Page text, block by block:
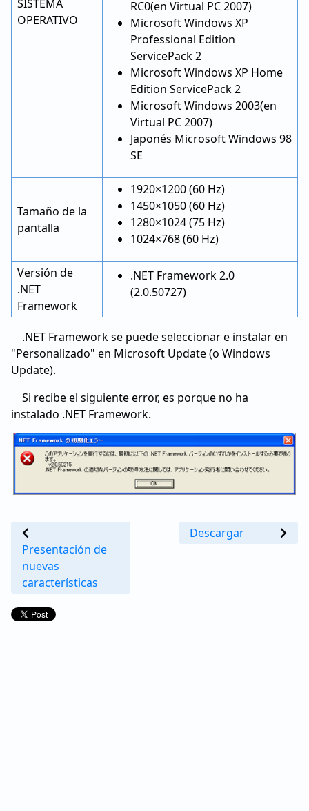
SISTEMA
OPERATIVO
RC0(en Virtual PC 2007)
Microsoft Windows XP
Professional Edition
ServicePack 2
Microsoft Windows XP Home
Edition ServicePack 2
Microsoft Windows 2003(en
Virtual PC 2007)
Japonés Microsoft Windows 98
SE
Tamaño de la
pantalla
1920×1200 (60 Hz)
1450×1050 (60 Hz)
1280×1024 (75 Hz)
1024×768 (60 Hz)
Versión de
.NET
Framework
.NET Framework 2.0
(2.0.50727)
.NET Framework se puede seleccionar e instalar en
"Personalizado" en Microsoft Update (o Windows
Update).
Si recibe el siguiente error, es porque no ha
instalado .NET Framework.
Presentación de
nuevas
características
Descargar